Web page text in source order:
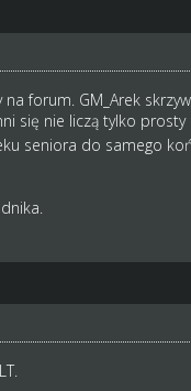
forum. GM_Arek
się nie liczą tylko prosty
seniora do samego